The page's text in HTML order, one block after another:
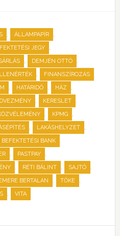
, ÁLLAMPAPÍR ,
JEGY ,
, DEMJÉN OTTÓ ,
, FINANSZÍROZÁS
, HATÁRIDŐ , HÁZ ,
, KERESLET ,
, KPMG ,
, LAKÁSHELYZET ,
BEFEKTETÉSI BANK ,
, PASTPAY ,
, RÉTI BÁLINT , SAJTÓ ,
BERTALAN , TŐKE ,
, VITA